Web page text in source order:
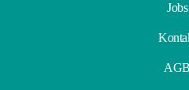
Jobs
AGB